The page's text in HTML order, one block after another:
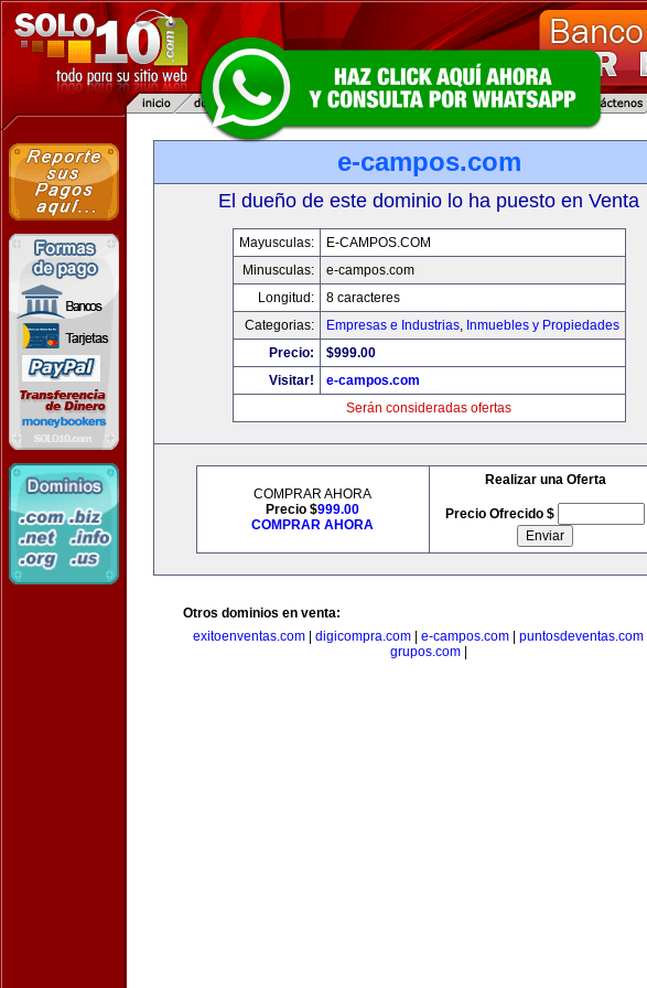
e-campos.com
El dueño de este dominio lo ha puesto en Venta
Mayusculas:
E-CAMPOS.COM
Minusculas:
e-campos.com
Longitud:
8 caracteres
Categorias:
Empresas e Industrias, Inmuebles y Propiedades
Precio:
$999.00
Visitar!
e-campos.com
Serán consideradas ofertas
COMPRAR AHORA
Precio $999.00
COMPRAR AHORA
Realizar una Oferta
Precio Ofrecido $
Otros dominios en venta:
exitoenventas.com| digicompra.com| e-campos.com| puntosdeventas.com|
grupos.com